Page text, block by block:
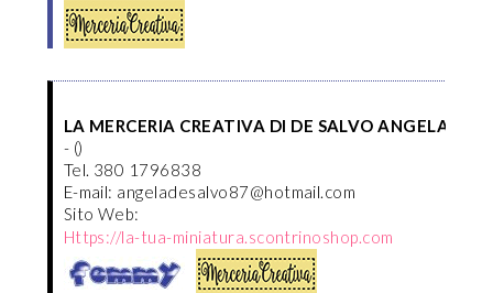
LA MERCERIA CREATIVA DI DE SALVO ANGELA
- ()
Tel. 380 1796838
E-mail: angeladesalvo87@hotmail.com
Sito Web:
Https://la-tua-miniatura.scontrinoshop.com